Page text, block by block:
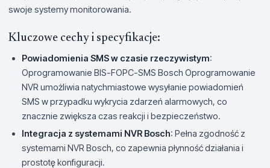
swoje systemy monitorowania.
Kluczowe cechy i specyfikacje:
Powiadomienia SMS w czasie rzeczywistym:
Oprogramowanie BIS-FOPC-SMS Bosch Oprogramowanie
NVR umożliwia natychmiastowe wysyłanie powiadomień
SMS w przypadku wykrycia zdarzeń alarmowych, co
znacznie zwiększa czas reakcji i bezpieczeństwo.
Integracja z systemami NVR Bosch: Pełna zgodność z
systemami NVR Bosch, co zapewnia płynność działania i
prostotę konfiguracji.